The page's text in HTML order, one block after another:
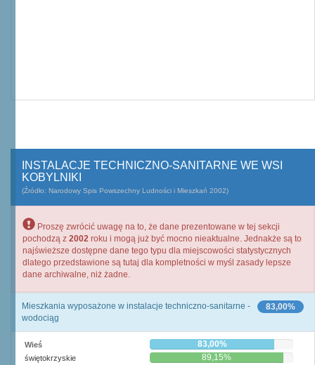
INSTALACJE TECHNICZNO-SANITARNE WE WSI
KOBYLNIKI
(Źródło: Narodowy Spis Powszechny Ludności i Mieszkań 2002)
Proszę zwrócić uwagę na to, że dane prezentowane w tej sekcji
pochodzą z 2002 roku i mogą już być mocno nieaktualne. Jednakże są to
najświeższe dostępne dane tego typu dla miejscowości statystycznych
dlatego przedstawione są tutaj dla kompletności w myśl zasady lepsze
dane archiwalne, niż żadne.
83,00%
Mieszkania wyposażone w instalacje techniczno-sanitarne -
wodociąg
Wieś 83,00%
świętokrzyskie 89,15%